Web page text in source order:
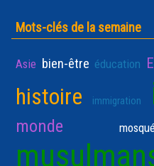
Mots-clés de la semaine
Asie bien-être éducation
histoire immigration
monde